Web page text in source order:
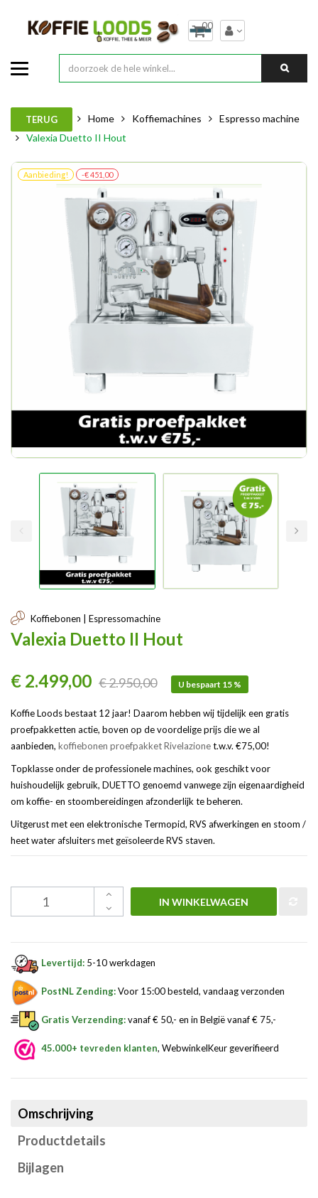
00
TERUG Home Koffiemachines
Espresso machine
Valexia Duetto II Hout
Aanbieding! -€ 451,00
Koffiebonen | Espressomachine
Valexia Duetto II Hout
€ 2.499,00 € 2.950,00 U bespaart 15 %
Koffie Loods bestaat 12 jaar! Daarom hebben wij tijdelijk een gratis
proefpakketten actie, boven op de voordelige prijs die we al
aanbieden, koffiebonen proefpakket Rivelazionet.w.v. €75,00!
Topklasse onder de professionele machines, ook geschikt voor
huishoudelijk gebruik, DUETTO genoemd vanwege zijn eigenaardigheid
om koffie- en stoombereidingen afzonderlijk te beheren.
Uitgerust met een elektronische Termopid, RVS afwerkingen en stoom /
heet water afsluiters met geïsoleerde RVS staven.
IN WINKELWAGEN
Levertijd: 5-10 werkdagen
PostNL Zending:Voor 15:00 besteld, vandaag verzonden
Gratis Verzending:vanaf € 50,- en in België vanaf € 75,-
45.000+ tevreden klanten, WebwinkelKeur geverifieerd
Omschrijving
Productdetails
Bijlagen